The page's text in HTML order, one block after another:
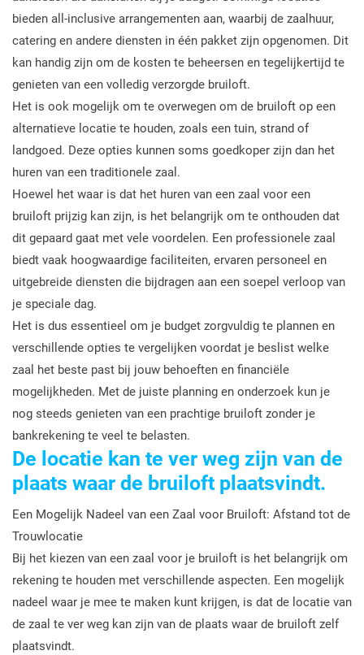
bieden all-inclusive arrangementen aan, waarbij de zaalhuur,
catering en andere diensten in één pakket zijn opgenomen. Dit
kan handig zijn om de kosten te beheersen en tegelijkertijd te
genieten van een volledig verzorgde bruiloft.
Het is ook mogelijk om te overwegen om de bruiloft op een
alternatieve locatie te houden, zoals een tuin, strand of
landgoed. Deze opties kunnen soms goedkoper zijn dan het
huren van een traditionele zaal.
Hoewel het waar is dat het huren van een zaal voor een
bruiloft prijzig kan zijn, is het belangrijk om te onthouden dat
dit gepaard gaat met vele voordelen. Een professionele zaal
biedt vaak hoogwaardige faciliteiten, ervaren personeel en
uitgebreide diensten die bijdragen aan een soepel verloop van
je speciale dag.
Het is dus essentieel om je budget zorgvuldig te plannen en
verschillende opties te vergelijken voordat je beslist welke
zaal het beste past bij jouw behoeften en financiële
mogelijkheden. Met de juiste planning en onderzoek kun je
nog steeds genieten van een prachtige bruiloft zonder je
bankrekening te veel te belasten.
De locatie kan te ver weg zijn van de
plaats waar de bruiloft plaatsvindt.
Een Mogelijk Nadeel van een Zaal voor Bruiloft: Afstand tot de
Trouwlocatie
Bij het kiezen van een zaal voor je bruiloft is het belangrijk om
rekening te houden met verschillende aspecten. Een mogelijk
nadeel waar je mee te maken kunt krijgen, is dat de locatie van
de zaal te ver weg kan zijn van de plaats waar de bruiloft zelf
plaatsvindt.